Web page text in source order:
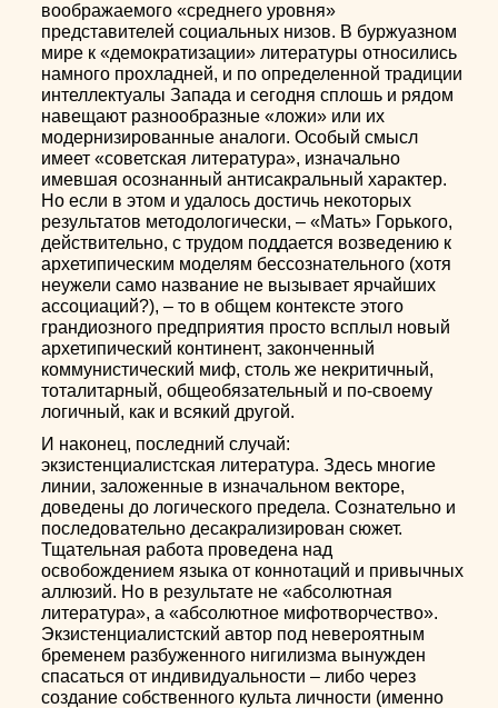
воображаемого «среднего уровня»
представителей социальных низов. В буржуазном
мире к «демократизации» литературы относились
намного прохладней, и по определенной традиции
интеллектуалы Запада и сегодня сплошь и рядом
навещают разнообразные «ложи» или их
модернизированные аналоги. Особый смысл
имеет «советская литература», изначально
имевшая осознанный антисакральный характер.
Но если в этом и удалось достичь некоторых
результатов методологически, – «Мать» Горького,
действительно, с трудом поддается возведению к
архетипическим моделям бессознательного (хотя
неужели само название не вызывает ярчайших
ассоциаций?), – то в общем контексте этого
грандиозного предприятия просто всплыл новый
архетипический континент, законченный
коммунистический миф, столь же некритичный,
тоталитарный, общеобязательный и по-своему
логичный, как и всякий другой.
И наконец, последний случай:
экзистенциалистская литература. Здесь многие
линии, заложенные в изначальном векторе,
доведены до логического предела. Сознательно и
последовательно десакрализирован сюжет.
Тщательная работа проведена над
освобождением языка от коннотаций и привычных
аллюзий. Но в результате не «абсолютная
литература», а «абсолютное мифотворчество».
Экзистенциалистский автор под невероятным
бременем разбуженного нигилизма вынужден
спасаться от индивидуальности – либо через
создание собственного культа личности (именно